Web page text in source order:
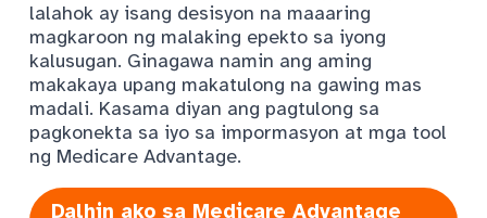
lalahok ay isang desisyon na maaaring
magkaroon ng malaking epekto sa iyong
kalusugan. Ginagawa namin ang aming
makakaya upang makatulong na gawing mas
madali. Kasama diyan ang pagtulong sa
pagkonekta sa iyo sa impormasyon at mga tool
ng Medicare Advantage.
Dalhin ako sa Medicare Advantage